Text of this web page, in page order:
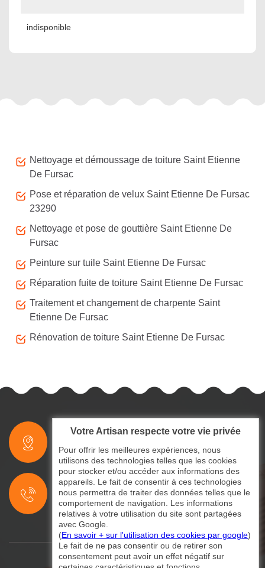
indisponible
Nettoyage et démoussage de toiture Saint Etienne
De Fursac
Pose et réparation de velux Saint Etienne De Fursac
23290
Nettoyage et pose de gouttière Saint Etienne De
Fursac
Peinture sur tuile Saint Etienne De Fursac
Réparation fuite de toiture Saint Etienne De Fursac
Traitement et changement de charpente Saint
Etienne De Fursac
Rénovation de toiture Saint Etienne De Fursac
indisponible
indisponible
Votre Artisan respecte votre vie privée
Pour offrir les meilleures expériences, nous
utilisons des technologies telles que les cookies
pour stocker et/ou accéder aux informations des
appareils. Le fait de consentir à ces technologies
nous permettra de traiter des données telles que le
comportement de navigation. Les informations
relatives à votre utilisation du site sont partagées
avec Google.
(En savoir + sur l'utilisation des cookies par google)
Le fait de ne pas consentir ou de retirer son
consentement peut avoir un effet négatif sur